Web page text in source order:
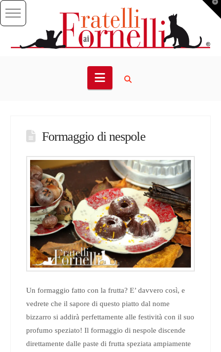
Navigation
Formaggio di nespole
Un formaggio fatto con la frutta? E’ davvero così, e
vedrete che il sapore di questo piatto dal nome
bizzarro si addirà perfettamente alle festività con il suo
profumo speziato! Il formaggio di nespole discende
direttamente dalle paste di frutta speziata ampiamente